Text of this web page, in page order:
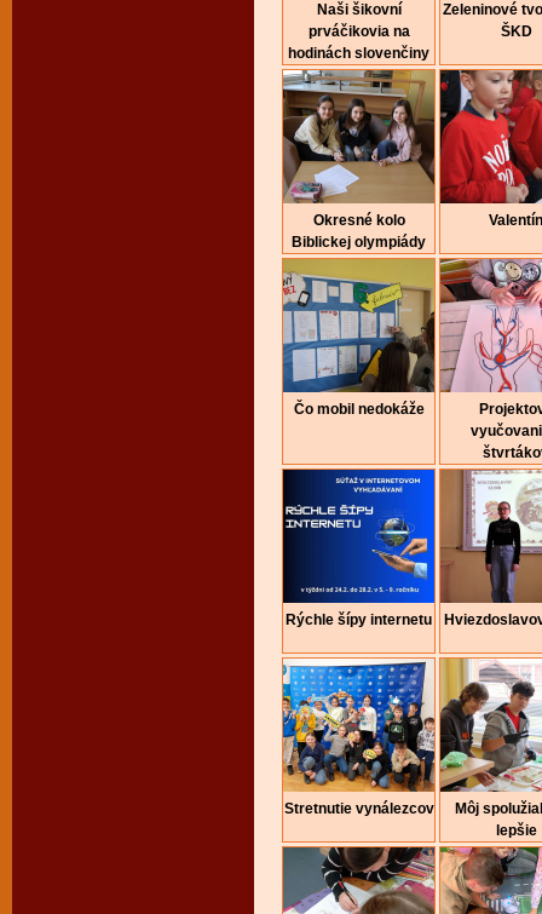
Naši šikovní
prváčikovia na
hodinách slovenčiny
Zeleninové
ŠKD
Okresné kolo
Biblickej olympiády
Valentín
Čo mobil nedokáže
Rýchle šípy internetu
Stretnutie vynálezcov
Môj
lepšie